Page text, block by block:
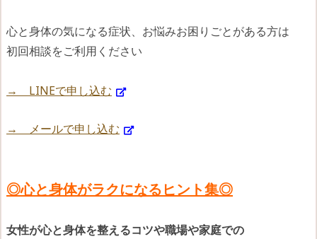
心と身体の気になる症状、お悩みお困りごとがある方は
初回相談をご利用ください
→ LINEで申し込む
→ メールで申し込む
◎心と身体がラクになるヒント集◎
女性が心と身体を整えるコツや職場や家庭での